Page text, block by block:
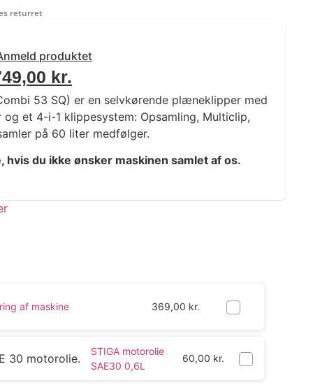
returret
produktet
kr.
53 SQ) er en selvkørende plæneklipper med
og et 4-i-1 klippesystem: Opsamling, Multiclip,
på 60 liter medfølger.
hvis du ikke ønsker maskinen samlet af os.
af maskine 369,00 kr.
STIGA motorolie
SAE30 0,6L
60,00 kr.